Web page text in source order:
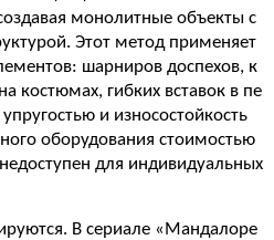
монолитные объекты с
Этот метод применяет
шарниров доспехов, к
костюмах, гибких вставок в пе
и износостойкость
оборудования стоимостью
для индивидуальных
В сериале «Мандалоре